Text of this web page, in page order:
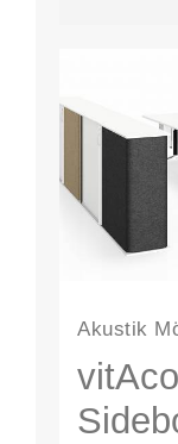
Akustik